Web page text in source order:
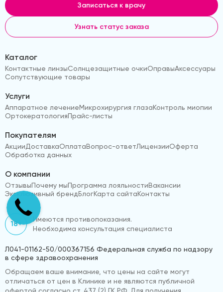
Записаться к врачу
Узнать статус заказа
Каталог
Контактные линзыСолнцезащитные очкиОправыАксессуары
Сопутствующие товары
Услуги
Аппаратное лечениеМикрохирургия глазаКонтроль миопии
ОртокератологияПрайс-листы
Покупателям
АкцииДоставкаОплатаВопрос-ответЛицензииОферта
Обработка данных
О компании
ОтзывыПочему мыПрограмма лояльностиВакансии
Эксклюзивный брендБлогКарта сайтаКонтакты
18+
Имеются противопоказания.
Необходима консультация специалиста
Л041-01162-50/000367156 Федеральная служба по надзору
в сфере здравоохранения
Обращаем ваше внимание, что цены на сайте могут
отличаться от цен в Клинике и не являются публичной
офертой согласно ст. 437 (2) ГК РФ. Для получения